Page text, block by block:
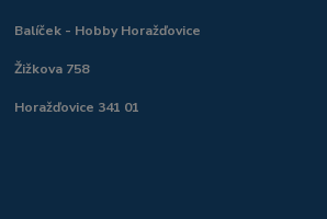
Balíček - Hobby Horažďovice
Žižkova 758
Horažďovice 341 01